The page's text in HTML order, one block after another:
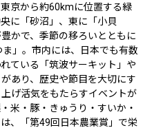
京から約60kmに位置する緑
に「砂沼」、東に「小貝
かで、季節の移ろいとともに
」。市内には、日本でも有数
ている「筑波サーキット」や
あり、歴史や節目を大切にす
げ活気をもたらすイベントが
米・豚・きゅうり・すいか・
、「第49回日本農業賞」で栄